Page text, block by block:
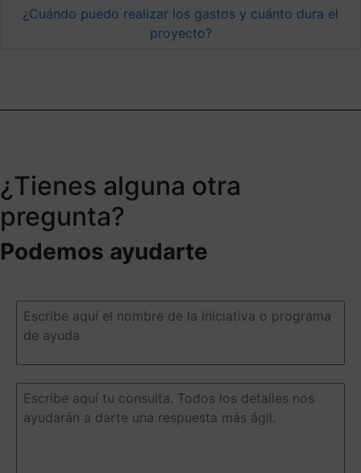
¿Cuándo puedo realizar los gastos y cuánto dura el
proyecto?
¿Tienes alguna otra
pregunta?
Podemos ayudarte
Escribe
aquí
el
la
iniciativa
Escribe
aquí
tu